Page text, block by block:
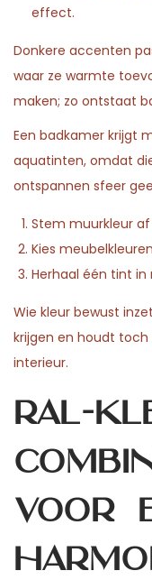
effect.
Donkere accenten
waar ze warmte
maken; zo ontstaat
Een badkamer krijgt
aquatinten, omdat
ontspannen sfeer
Stem muurkleur
Kies
Herhaal één tint
Wie kleur bewust
krijgen en houdt
interieur.
RAL-
voor